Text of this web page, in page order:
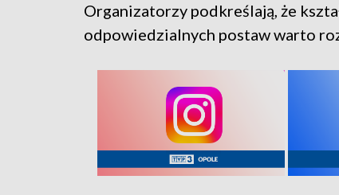
Organizatorzy podkreślają, że
odpowiedzialnych postaw warto